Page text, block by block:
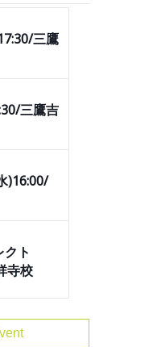
三鷹
三鷹吉
)16:00/
クト
寺校